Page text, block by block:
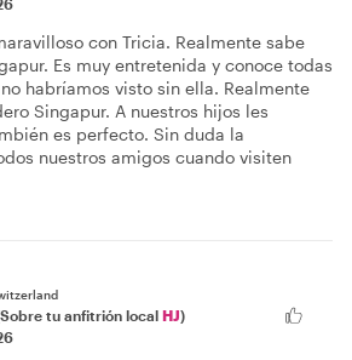
con Tricia. Realmente sabe
Es muy entretenida y conoce todas
habríamos visto sin ella. Realmente
Singapur. A nuestros hijos les
es perfecto. Sin duda la
nuestros amigos cuando visiten
tu anfitrión local HJ)